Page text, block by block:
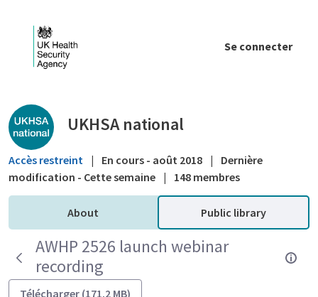
Se connecter
Public library - UKHSA national
UKHSA national
Accès restreint | En cours - août 2018 |
Dernière
modification - Cette semaine | 148 membres
About Public library
AWHP 2526 launch webinar
recording
Télécharger (171.2 MB)